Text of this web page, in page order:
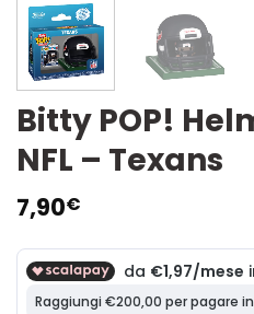
Bitty POP!
NFL – Texans
7,90€